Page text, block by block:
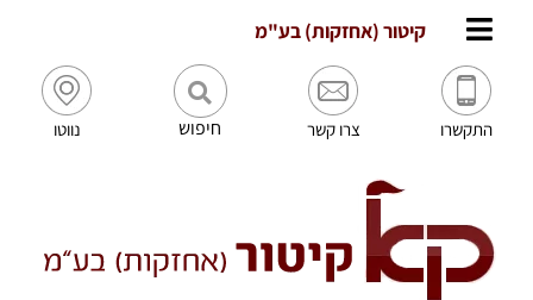
לתוכן
קיטור (אחזקות) בע"מ
התקשרו צרו קשר חיפוש נווטו